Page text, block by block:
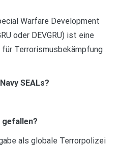
Warfare Development
oder DEVGRU) ist eine
Terrorismusbekämpfung
SEALs?
gefallen?
als globale Terrorpolizei